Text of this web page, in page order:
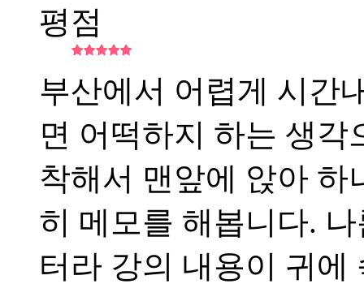
평점
부산에서 어렵게 시간
면 어떡하지 하는 생각
착해서 맨앞에 앉아 하
히 메모를 해봅니다.
터라 강의 내용이 귀에